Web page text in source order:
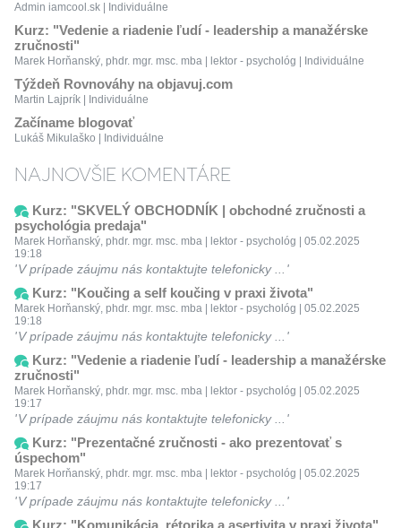
Admin iamcool.sk | Individuálne
Kurz: "Vedenie a riadenie ľudí - leadership a manažérske
zručnosti"
Marek Horňanský, phdr. mgr. msc. mba | lektor - psychológ | Individuálne
Týždeň Rovnováhy na objavuj.com
Martin Lajprík | Individuálne
Začíname blogovať
Lukáš Mikulaško | Individuálne
NAJNOVŠIE KOMENTÁRE
Kurz: "SKVELÝ OBCHODNÍK | obchodné zručnosti a
psychológia predaja"
Marek Horňanský, phdr. mgr. msc. mba | lektor - psychológ | 05.02.2025
19:18
V prípade záujmu nás kontaktujte telefonicky ...
Kurz: "Koučing a self koučing v praxi života"
Marek Horňanský, phdr. mgr. msc. mba | lektor - psychológ | 05.02.2025
19:18
V prípade záujmu nás kontaktujte telefonicky ...
Kurz: "Vedenie a riadenie ľudí - leadership a manažérske
zručnosti"
Marek Horňanský, phdr. mgr. msc. mba | lektor - psychológ | 05.02.2025
19:17
V prípade záujmu nás kontaktujte telefonicky ...
Kurz: "Prezentačné zručnosti - ako prezentovať s
úspechom"
Marek Horňanský, phdr. mgr. msc. mba | lektor - psychológ | 05.02.2025
19:17
V prípade záujmu nás kontaktujte telefonicky ...
Kurz: "Komunikácia, rétorika a asertivita v praxi života"